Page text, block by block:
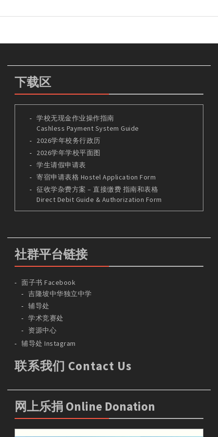
下载区
学校无现金作业操作指南
Cashless Payment System Guide
2026学年校务行政历
2026学年学校平面图
学生请假申请表
寄宿申请表格 Hostel Application Form
征收学杂费方案 – 直接缴费 指南和表格
Direct Debit Guide & Authorization Form
社群平台链接
面子书 Facebook
吉隆坡中华独立中学
辅导处
学术竞赛处
资源中心
辅导处 Instagram
联系我们 Contact Us
网上乐捐 Online Donation